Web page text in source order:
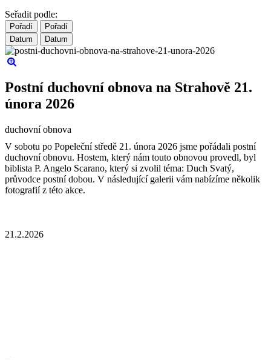
Seřadit podle:
Pořadí
Pořadí
Datum
Datum
Postní duchovní obnova na Strahově 21.
února 2026
duchovní obnova
V sobotu po Popeleční středě 21. února 2026 jsme pořádali postní
duchovní obnovu. Hostem, který nám touto obnovou provedl, byl
biblista P. Angelo Scarano, který si zvolil téma: Duch Svatý,
průvodce postní dobou. V následující galerii vám nabízíme několik
fotografií z této akce.
21.2.2026